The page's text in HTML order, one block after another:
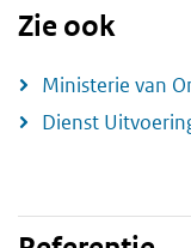
Zie ook
Ministerie van
Dienst